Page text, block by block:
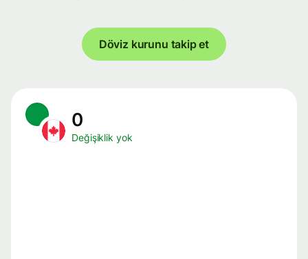
Döviz kurunu takip et
0
Değişiklik yok